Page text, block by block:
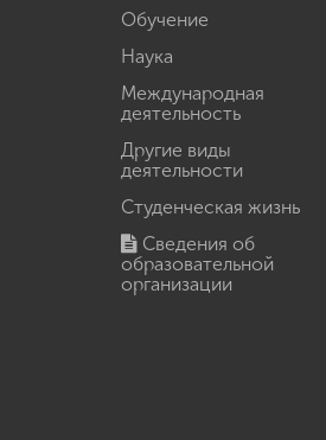
Обучение
Наука
Международная
деятельность
Другие виды
деятельности
Студенческая жизнь
Сведения об
образовательной
организации